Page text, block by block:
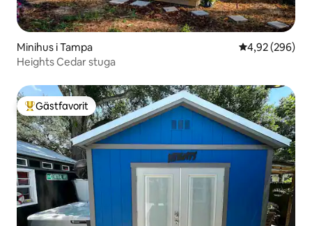
Minihus i Tampa 4,92 av 5 i
4,92 (296)
Heights Cedar stuga
Populär gästfavorit
Gästfavorit